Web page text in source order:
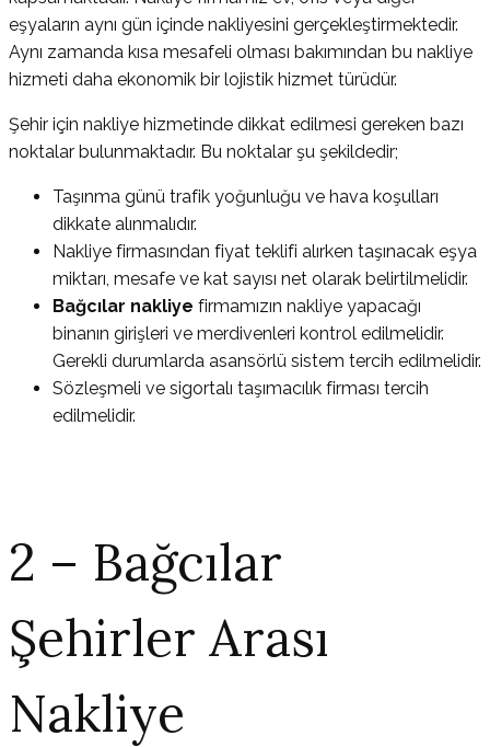
eşyaların aynı gün içinde nakliyesini gerçekleştirmektedir.
Aynı zamanda kısa mesafeli olması bakımından bu nakliye
hizmeti daha ekonomik bir lojistik hizmet türüdür.
Şehir için nakliye hizmetinde dikkat edilmesi gereken bazı
noktalar bulunmaktadır. Bu noktalar şu şekildedir;
Taşınma günü trafik yoğunluğu ve hava koşulları
dikkate alınmalıdır.
Nakliye firmasından fiyat teklifi alırken taşınacak eşya
miktarı, mesafe ve kat sayısı net olarak belirtilmelidir.
Bağcılar nakliye firmamızın nakliye yapacağı
binanın girişleri ve merdivenleri kontrol edilmelidir.
Gerekli durumlarda asansörlü sistem tercih edilmelidir.
Sözleşmeli ve sigortalı taşımacılık firması tercih
edilmelidir.
2 – Bağcılar
Şehirler Arası
Nakliye